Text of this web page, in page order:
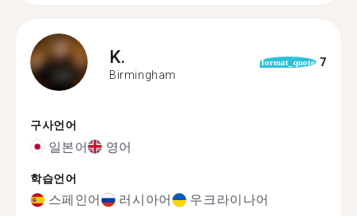
K.
Birmingham
format_quote 7
구사언어
일본어 영어
학습언어
스페인어 러시아어 우크라이나어